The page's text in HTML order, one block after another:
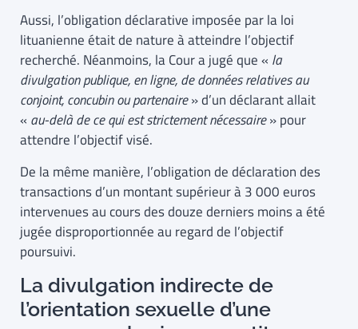
Aussi, l’obligation déclarative imposée par la loi
lituanienne était de nature à atteindre l’objectif
recherché. Néanmoins, la Cour a jugé que « la
divulgation publique, en ligne, de données relatives au
conjoint, concubin ou partenaire» d’un déclarant allait
« au-delà de ce qui est strictement nécessaire» pour
attendre l’objectif visé.
De la même manière, l’obligation de déclaration des
transactions d’un montant supérieur à 3 000 euros
intervenues au cours des douze derniers moins a été
jugée disproportionnée au regard de l’objectif
poursuivi.
La divulgation indirecte de
l’orientation sexuelle d’une